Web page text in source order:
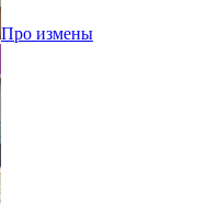
Про измены